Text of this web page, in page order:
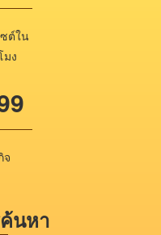
ต์ใน
มง
จ
นหา